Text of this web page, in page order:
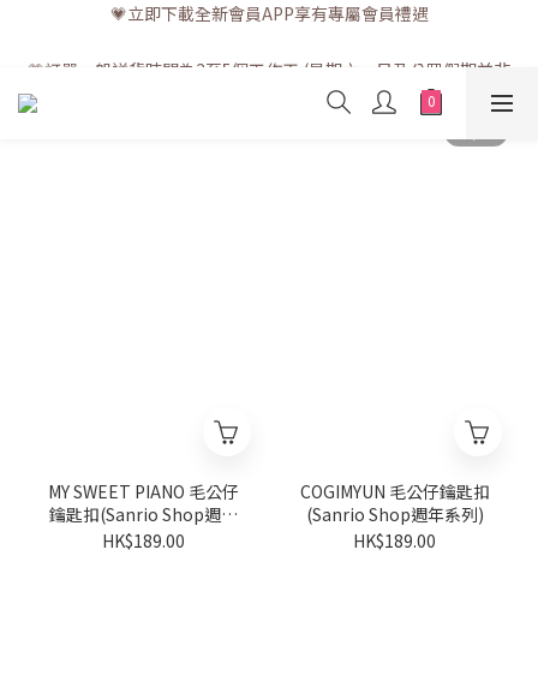
💗訂單一般送貨時間為3至5個工作天 (星期六、日及公眾假期並非
💗訂單一般送貨時間為3至5個工作天 (星期六、日及公眾假期並非
MY SWEET PIANO 毛公仔
鑰匙扣(Sanrio Shop週年
系列)
HK$189.00
COGIMYUN 毛公仔鑰匙扣
(Sanrio Shop週年系列)
HK$189.00